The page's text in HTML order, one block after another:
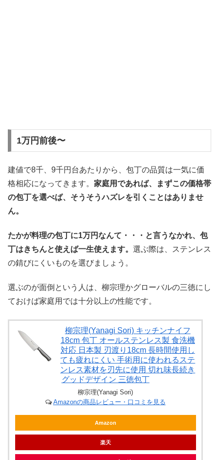
1万円前後〜
建値で8千、9千円台あたりから、包丁の品質は一気に価
格相応になってきます。 家庭用であれば、まずこの価格帯
の包丁を選べば、そうそうハズレを引くことはありませ
ん。
たかが料理の包丁に1万円なんて・・・と言うなかれ、包
丁はきちんと使えば一生使えます。 選ぶ際は、ステンレス
の錆びにくいものを選びましょう。
選ぶのが面倒という人は、柳宗理かグローバルの三徳にし
ておけば家庭用では十分以上の性能です。
柳宗理(Yanagi Sori) キッチンナイフ
18cm 包丁 オールステンレス製 食洗機
対応 日本製 刃渡り18cm 長時間使用し
ても疲れにくい 手術用に使われるステ
ンレス素材を刃先に使用 切れ味長続き
グッドデザイン 三徳包丁
柳宗理(Yanagi Sori)
Amazonの商品レビュー・口コミを見る
Amazon
楽天